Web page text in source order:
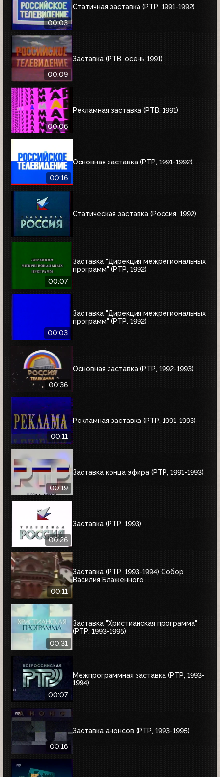
00:03
Статичная заставка (РТР, 1991-1992)
00:09
Заставка (РТВ, осень 1991)
00:06
Рекламная заставка (РТВ, 1991)
00:16
Основная заставка (РТР, 1991-1992)
Статическая заставка (Россия, 1992)
00:07
Заставка "Дирекция межрегиональных
программ" (РТР, 1992)
00:03
Заставка "Дирекция межрегиональных
программ" (РТР, 1992)
00:36
Основная заставка (РТР, 1992-1993)
00:11
Рекламная заставка (РТР, 1991-1993)
00:19
Заставка конца эфира (РТР, 1991-1993)
00:26
Заставка (РТР, 1993)
00:11
Заставка (РТР, 1993-1994) Собор
Василия Блаженного
00:31
Заставка "Христианская программа"
(РТР, 1993-1995)
00:07
Межпрограммная заставка (РТР, 1993-
1994)
00:16
Заставка анонсов (РТР, 1993-1995)